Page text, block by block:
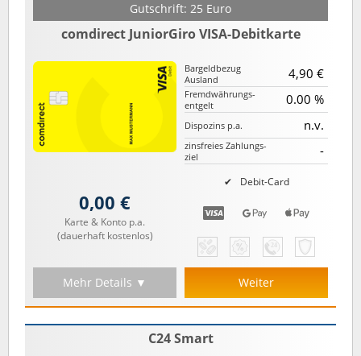
comdirect JuniorGiro VISA-Debitkarte
Gutschrift: 25 Euro
Debit-Card
Bargeld­bezug
Ausland
4,90 €
Fremd­währungs­
entgelt
0.00 %
Dispozins p.a. n.v.
zinsfreies Zahlungs­
ziel
-
0,00 €
Karte & Konto p.a.
(dauerhaft kostenlos)
Mehr Details ▼ Weiter
C24 Smart